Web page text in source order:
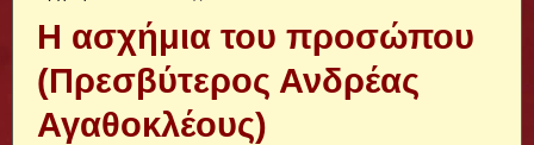
Η ασχήμια του προσώπου
(Πρεσβύτερος Ανδρέας
Αγαθοκλέους)